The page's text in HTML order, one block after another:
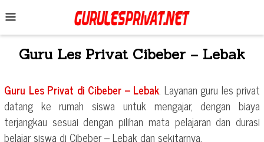
to
contentMenu
Guru Les Privat Cibeber – Lebak
Guru Les Privat di Cibeber – Lebak. Layanan guru les privat
datang ke rumah siswa untuk mengajar, dengan biaya
terjangkau sesuai dengan pilihan mata pelajaran dan durasi
belajar siswa di Cibeber – Lebakdan sekitarnya.